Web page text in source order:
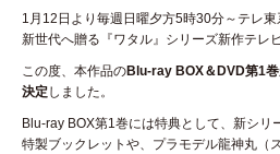
1月12日より毎週日曜夕方5時30分～テレ
新世代へ贈る『ワタル』シリーズ新作テレ
この度、本作品のBlu-ray BOX＆DVD第1
決定しました。
Blu-ray BOX第1巻には特典として、新シリ
特製ブックレットや、プラモデル龍神丸（